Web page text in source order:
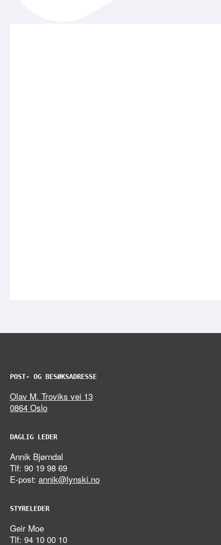
POST- OG BESØKSADRESSE
Olav M. Troviks vei 13
0864 Oslo
DAGLIG LEDER
Annik Bjørndal
Tlf: 90 19 98 69
E-post: annik@lynski.no
STYRELEDER
Geir Moe
Tlf: 94 10 00 10